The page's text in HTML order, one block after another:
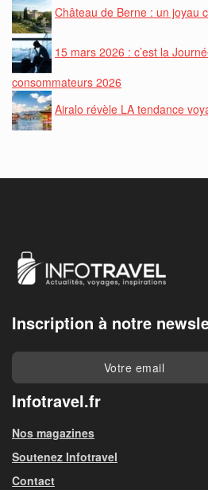
Château de Berne : un joyau
15 mars 2026 : c’est la
consommateurs 2026
Airalo révèle LA tendance
Inscription à notre
Infotravel.fr
Nos magazines
Soutenez Infotravel
Contact